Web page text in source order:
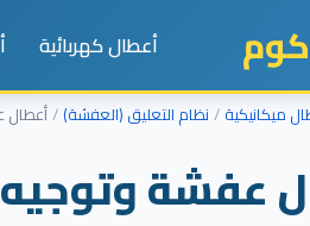
أعطال كهربائية
ميكانيكية نظام التعليق (العفشة) أعطال
عفشة